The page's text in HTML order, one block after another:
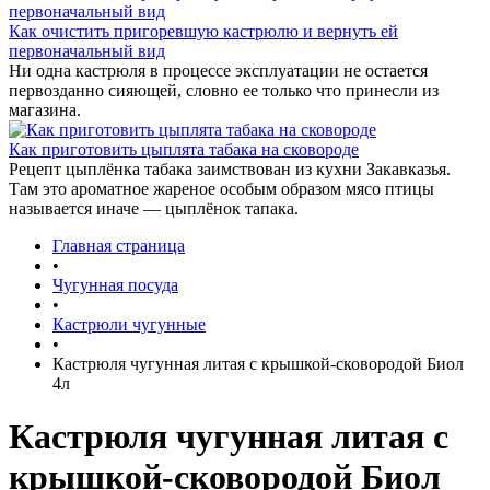
Как очистить пригоревшую кастрюлю и вернуть ей
первоначальный вид
Ни одна кастрюля в процессе эксплуатации не остается
первозданно сияющей, словно ее только что принесли из
магазина.
Как приготовить цыплята табака на сковороде
Рецепт цыплёнка табака заимствован из кухни Закавказья.
Там это ароматное жареное особым образом мясо птицы
называется иначе — цыплёнок тапака.
Главная страница
•
Чугунная посуда
•
Кастрюли чугунные
•
Кастрюля чугунная литая с крышкой-сковородой Биол
4л
Кастрюля чугунная литая с
крышкой-сковородой Биол